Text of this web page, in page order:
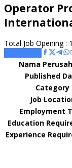
Operator
Total Job Opening :
Nama
Published
Category
Job
Employment
Education
Experience